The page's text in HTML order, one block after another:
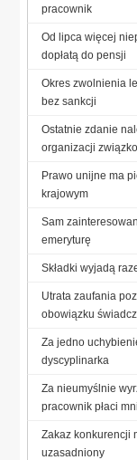
pracownik
Od lipca więcej
dopłatą do pensji
Okres zwolnienia
bez sankcji
Ostatnie zdanie
organizacji
Prawo unijne ma
krajowym
Sam
emeryturę
Składki wyjadą
Utrata zaufania
obowiązku
Za jedno
dyscyplinarka
Za nieumyślnie
pracownik płaci
Zakaz konkurencji
uzasadniony